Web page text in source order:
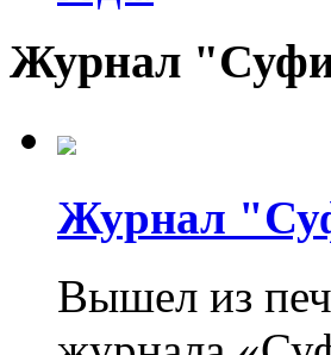
Журнал
Журнал
Вышел из